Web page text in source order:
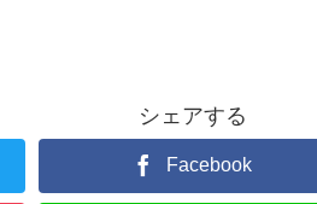
シェアする
Facebook